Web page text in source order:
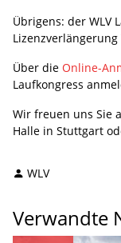
Übrigens: der WLV
Über die Online-
Laufkongress
Wir freuen uns Sie
Halle in Stuttgart
WLV
Verwandte